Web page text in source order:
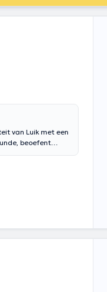
van Luik met een
beoefent